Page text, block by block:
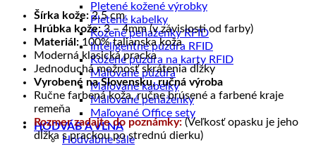
Pletené kožené výrobky
Pletené kabelky
Kožené peňaženky RFID
Inteligentné púzdra RFID
Kožené púzdra na karty RFID
Maľované púzdra
Maľované kabelky
Maľované peňaženky
Maľované Office sety
HODVÁB A VLNA
Hodvábne šále
Šírka kože:2.5 cm
Hrúbka kože:3 – 4mm (v závislosti od farby)
Materiál: 100% talianska koža
Moderná klasická pracka
Jednoduchá možnosť skrátenia dĺžky
Vyrobené na Slovensku, ručná výroba
Ručne farbená koža, ručne brúsené a farbené kraje
remeňa
Rozmer zadajte do poznámky: (Veľkosť opasku je jeho
dĺžka s prackou po strednú dierku)